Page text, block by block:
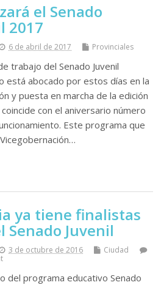
el Senado
2017
6 de abril de 2017 Provinciales
trabajo del Senado Juvenil
está abocado por estos días en la
y puesta en marcha de la edición
con el aniversario número
Este programa que
ya tiene finalistas
Senado Juvenil
3 de octubre de 2016
Ciudad
del programa educativo Senado